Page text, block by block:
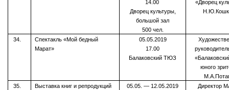
14.00
Дворец культуры,
большой зал
500 чел.
«Дворец
34.
Спектакль «Мой бедный
Марат»
05.05.2019
17.00
Балаковский ТЮЗ
юного
35.
Выставка книг и репродукций
05.05. — 12.05.2019
Директор